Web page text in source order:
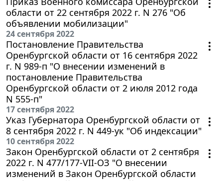
области от 22 сентября 2022 г. N 276 "Об
объявлении мобилизации"
24 сентября 2022
Постановление Правительства
Оренбургской области от 16 сентября 2022
г. N 989-п "О внесении изменений в
постановление Правительства
Оренбургской области от 2 июля 2012 года
N 555-п"
17 сентября 2022
Указ Губернатора Оренбургской области от
8 сентября 2022 г. N 449-ук "Об индексации"
10 сентября 2022
Закон Оренбургской области от 2 сентября
2022 г. N 477/177-VII-ОЗ "О внесении
изменений в Закон Оренбургской области